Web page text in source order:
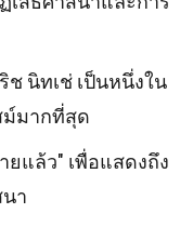
นิทเช่ เป็นหนึ่งใน
มากที่สุด
ยแล้ว" เพื่อแสดงถึง
า